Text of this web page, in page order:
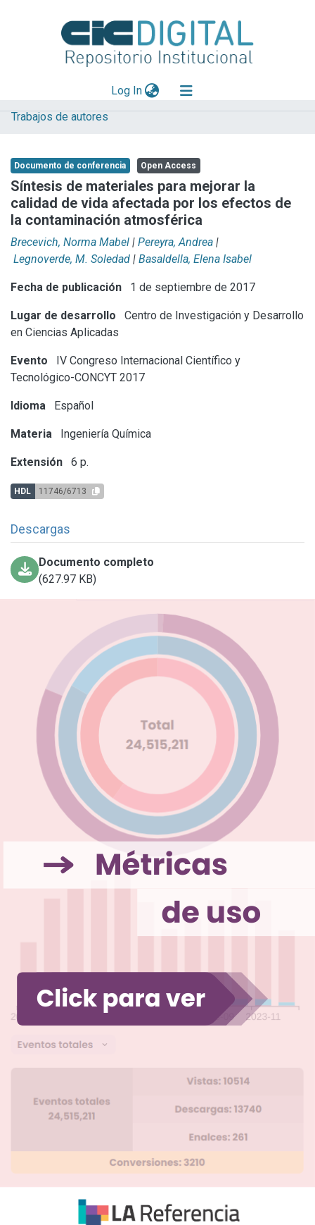
Log In(current)
Explorar
Aportar material
Statistics
Trabajos de autores
Documento de conferencia Open Access
Síntesis de materiales para mejorar la
calidad de vida afectada por los efectos de
la contaminación atmosférica
Brecevich, Norma Mabel | Pereyra, Andrea |
Legnoverde, M. Soledad | Basaldella, Elena Isabel
Fecha de publicación 1 de septiembre de 2017
Lugar de desarrollo
Centro de Investigación y Desarrollo
en Ciencias Aplicadas
Evento
IV Congreso Internacional Científico y
Tecnológico-CONCYT 2017
Idioma Español
Materia Ingeniería Química
Extensión 6 p.
HDL 11746/6713
Descargas
Documento completo
(627.97 KB)